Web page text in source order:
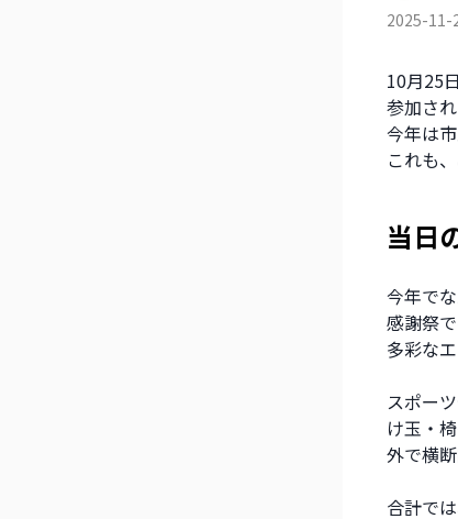
2025-11-
10月25
参加さ
今年は
これも
当日
今年で
感謝祭
多彩な
スポー
け玉・
外で横
合計で